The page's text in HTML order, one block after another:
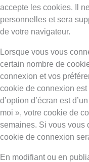
accepte les cookies. Il
personnelles et sera
de votre navigateur.
Lorsque vous vous
certain nombre de
connexion et vos
cookie de connexion est
d’option d’écran est
moi », votre cookie de
semaines. Si vous vous
cookie de connexion
En modifiant ou en